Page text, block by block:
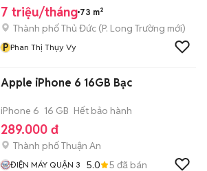
7 triệu/tháng 73 m²
Thành phố Thủ Đức (P. Long Trường mới)
P Phan Thị Thụy Vy
Apple iPhone 6 16GB Bạc
iPhone 6 16 GB Hết bảo hành
289.000 đ
Thành phố Thuận An
ĐIỆN MÁY QUẬN 3 5.0 5 đã bán